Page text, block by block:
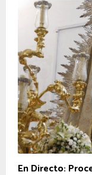
En Directo: